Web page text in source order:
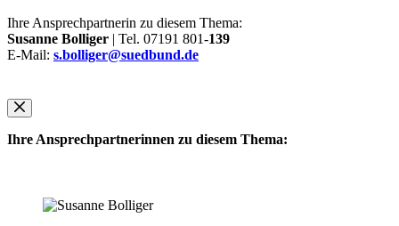
Ihre Ansprechpartnerin zu diesem Thema:
Susanne Bolliger | Tel. 07191 801-139
E-Mail: s.bolliger@suedbund.de
Ihre Ansprechpartnerinnen zu diesem Thema: